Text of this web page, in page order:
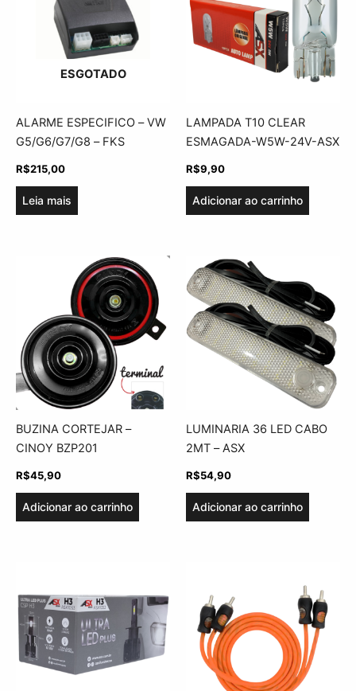
ESGOTADO
ALARME ESPECIFICO – VW
G5/G6/G7/G8 – FKS
R$215,00
Leia mais
LAMPADA T10 CLEAR
ESMAGADA-W5W-24V-ASX
R$9,90
Adicionar ao carrinho
BUZINA CORTEJAR –
CINOY BZP201
R$45,90
Adicionar ao carrinho
LUMINARIA 36 LED CABO
2MT – ASX
R$54,90
Adicionar ao carrinho